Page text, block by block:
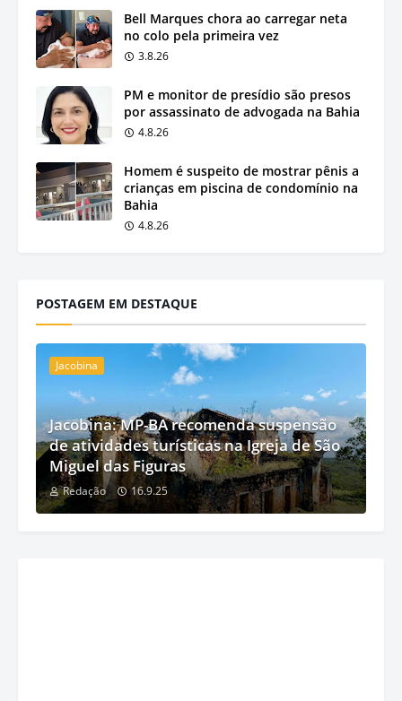
Bell Marques chora ao carregar neta
no colo pela primeira vez
3.8.26
PM e monitor de presídio são presos
por assassinato de advogada na Bahia
4.8.26
Homem é suspeito de mostrar pênis a
crianças em piscina de condomínio na
Bahia
4.8.26
POSTAGEM EM DESTAQUE
Jacobina
Jacobina: MP-BA recomenda suspensão
de atividades turísticas na Igreja de São
Miguel das Figuras
Redação 16.9.25